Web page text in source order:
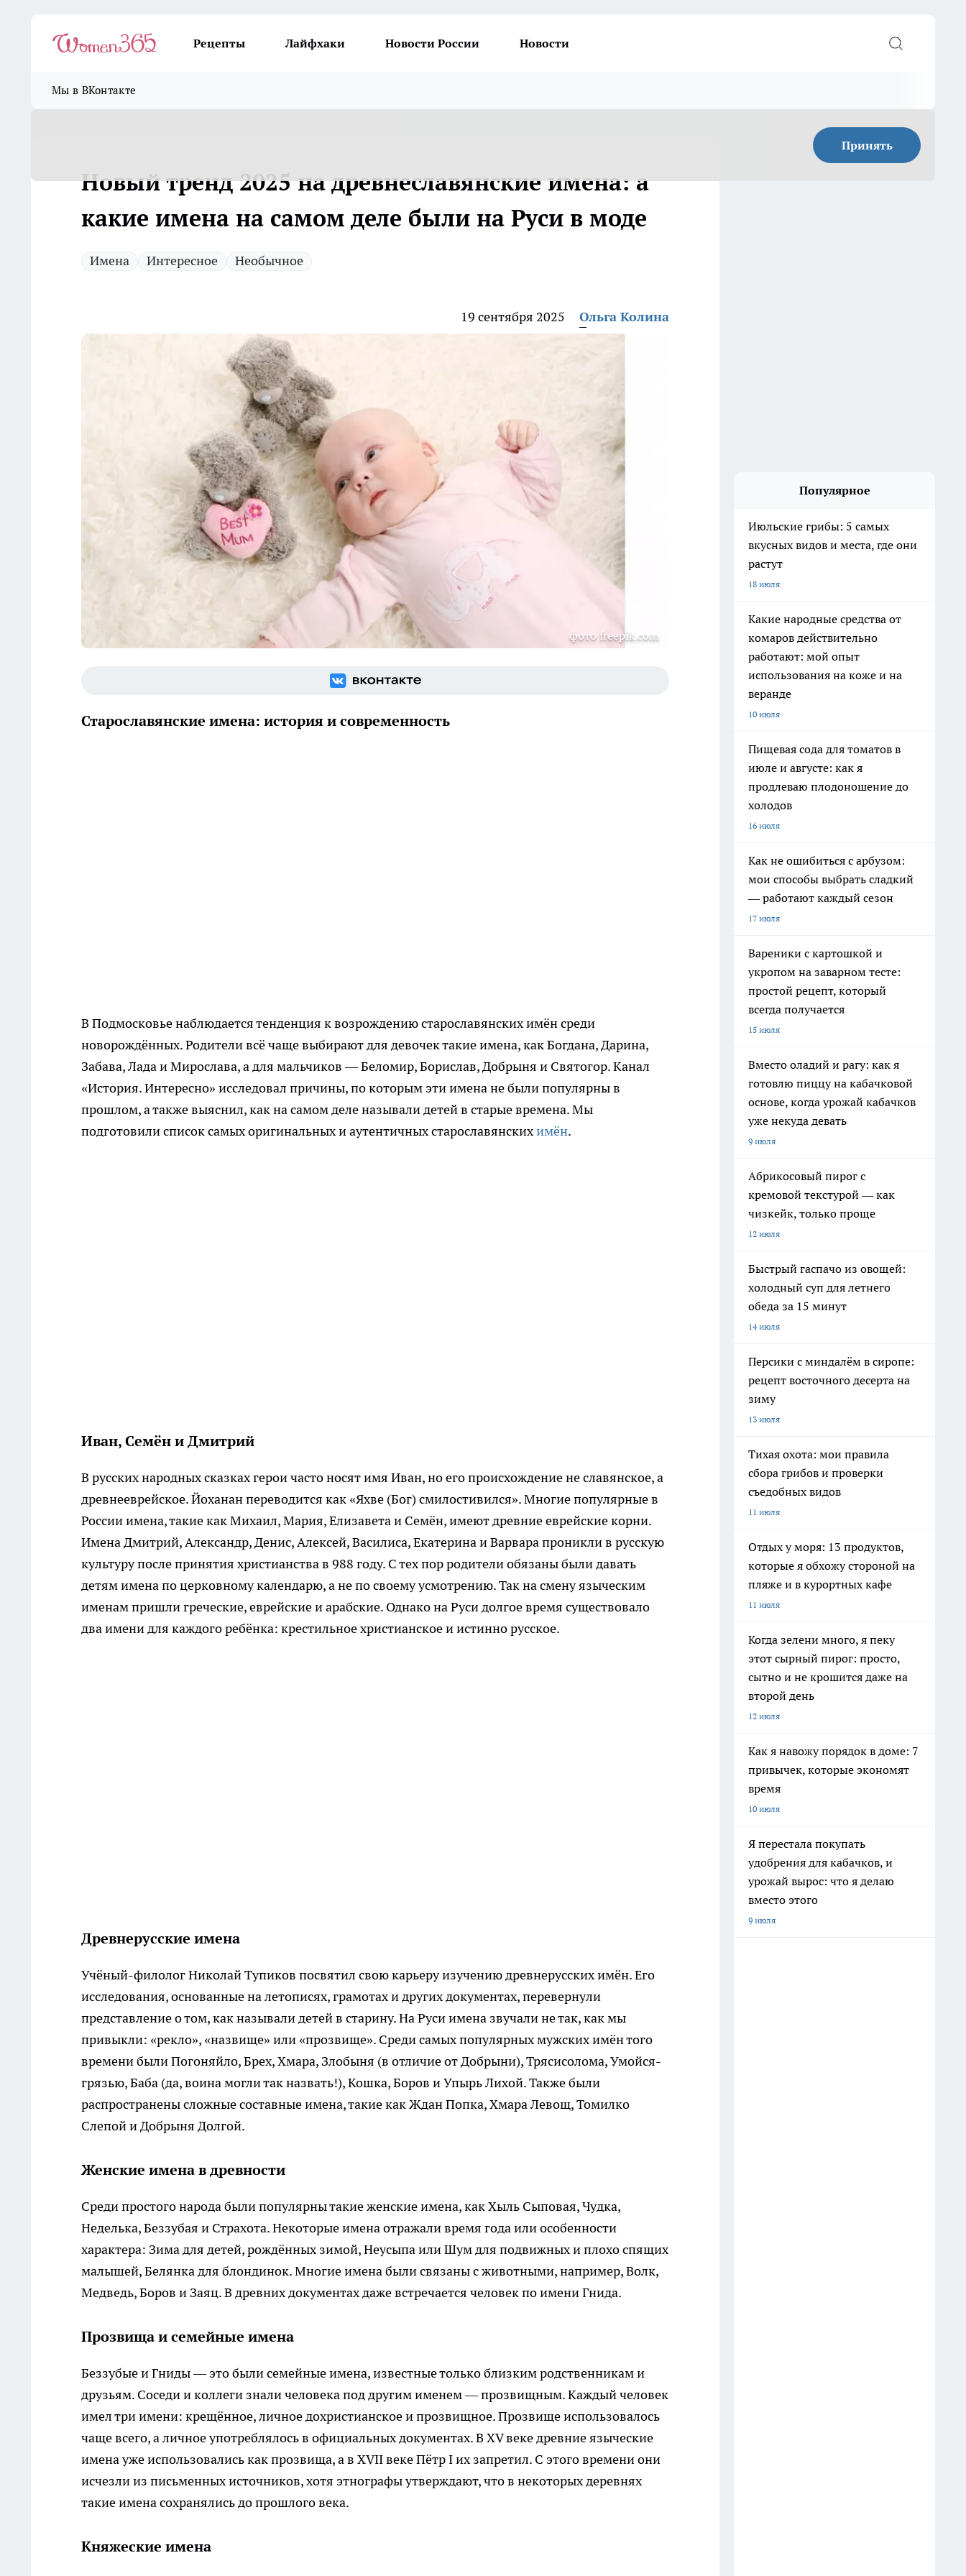
Рецепты Лайфхаки Новости России Новости
Мы в ВКонтакте
Принять
Новый тренд 2025 на древнеславянские имена: а
какие имена на самом деле были на Руси в моде
Имена Интересное Необычное
19 сентября 2025 Ольга Колина
фото freepik.com
Старославянские имена: история и современность
В Подмосковье наблюдается тенденция к возрождению старославянских имён среди
новорождённых. Родители всё чаще выбирают для девочек такие имена, как Богдана, Дарина,
Забава, Лада и Мирослава, а для мальчиков — Беломир, Борислав, Добрыня и Святогор. Канал
«История. Интересно» исследовал причины, по которым эти имена не были популярны в
прошлом, а также выяснил, как на самом деле называли детей в старые времена. Мы
подготовили список самых оригинальных и аутентичных старославянскихимён.
Иван, Семён и Дмитрий
В русских народных сказках герои часто носят имя Иван, но его происхождение не славянское, а
древнееврейское. Йоханан переводится как «Яхве (Бог) смилостивился». Многие популярные в
России имена, такие как Михаил, Мария, Елизавета и Семён, имеют древние еврейские корни.
Имена Дмитрий, Александр, Денис, Алексей, Василиса, Екатерина и Варвара проникли в русскую
культуру после принятия христианства в 988 году. С тех пор родители обязаны были давать
детям имена по церковному календарю, а не по своему усмотрению. Так на смену языческим
именам пришли греческие, еврейские и арабские. Однако на Руси долгое время существовало
два имени для каждого ребёнка: крестильное христианское и истинно русское.
Древнерусские имена
Учёный-филолог Николай Тупиков посвятил свою карьеру изучению древнерусских имён. Его
исследования, основанные на летописях, грамотах и других документах, перевернули
представление о том, как называли детей в старину. На Руси имена звучали не так, как мы
привыкли: «рекло», «назвище» или «прозвище». Среди самых популярных мужских имён того
времени были Погоняйло, Брех, Хмара, Злобыня (в отличие от Добрыни), Трясисолома, Умойся-
грязью, Баба (да, воина могли так назвать!), Кошка, Боров и Упырь Лихой. Также были
распространены сложные составные имена, такие как Ждан Попка, Хмара Левощ, Томилко
Слепой и Добрыня Долгой.
Женские имена в древности
Среди простого народа были популярны такие женские имена, как Хыль Сыповая, Чудка,
Неделька, Беззубая и Страхота. Некоторые имена отражали время года или особенности
характера: Зима для детей, рождённых зимой, Неусыпа или Шум для подвижных и плохо спящих
малышей, Белянка для блондинок. Многие имена были связаны с животными, например, Волк,
Медведь, Боров и Заяц. В древних документах даже встречается человек по имени Гнида.
Прозвища и семейные имена
Беззубые и Гниды — это были семейные имена, известные только близким родственникам и
друзьям. Соседи и коллеги знали человека под другим именем — прозвищным. Каждый человек
имел три имени: крещённое, личное дохристианское и прозвищное. Прозвище использовалось
чаще всего, а личное употреблялось в официальных документах. В XV веке древние языческие
имена уже использовались как прозвища, а в XVII веке Пётр I их запретил. С этого времени они
исчезли из письменных источников, хотя этнографы утверждают, что в некоторых деревнях
такие имена сохранялись до прошлого века.
Княжеские имена
Популярное
Июльские грибы: 5 самых
вкусных видов и места, где они
растут
18 июля
Какие народные средства от
комаров действительно
работают: мой опыт
использования на коже и на
веранде
10 июля
Пищевая сода для томатов в
июле и августе: как я
продлеваю плодоношение до
холодов
16 июля
Как не ошибиться с арбузом:
мои способы выбрать сладкий
— работают каждый сезон
17 июля
Вареники с картошкой и
укропом на заварном тесте:
простой рецепт, который
всегда получается
15 июля
Вместо оладий и рагу: как я
готовлю пиццу на кабачковой
основе, когда урожай кабачков
уже некуда девать
9 июля
Абрикосовый пирог с
кремовой текстурой — как
чизкейк, только проще
12 июля
Быстрый гаспачо из овощей:
холодный суп для летнего
обеда за 15 минут
14 июля
Персики с миндалём в сиропе:
рецепт восточного десерта на
зиму
13 июля
Тихая охота: мои правила
сбора грибов и проверки
съедобных видов
11 июля
Отдых у моря: 13 продуктов,
которые я обхожу стороной на
пляже и в курортных кафе
11 июля
Когда зелени много, я пеку
этот сырный пирог: просто,
сытно и не крошится даже на
второй день
12 июля
Как я навожу порядок в доме: 7
привычек, которые экономят
время
10 июля
Я перестала покупать
удобрения для кабачков, и
урожай вырос: что я делаю
вместо этого
9 июля